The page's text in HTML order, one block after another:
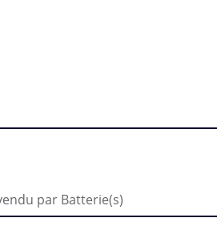
par Batterie(s)